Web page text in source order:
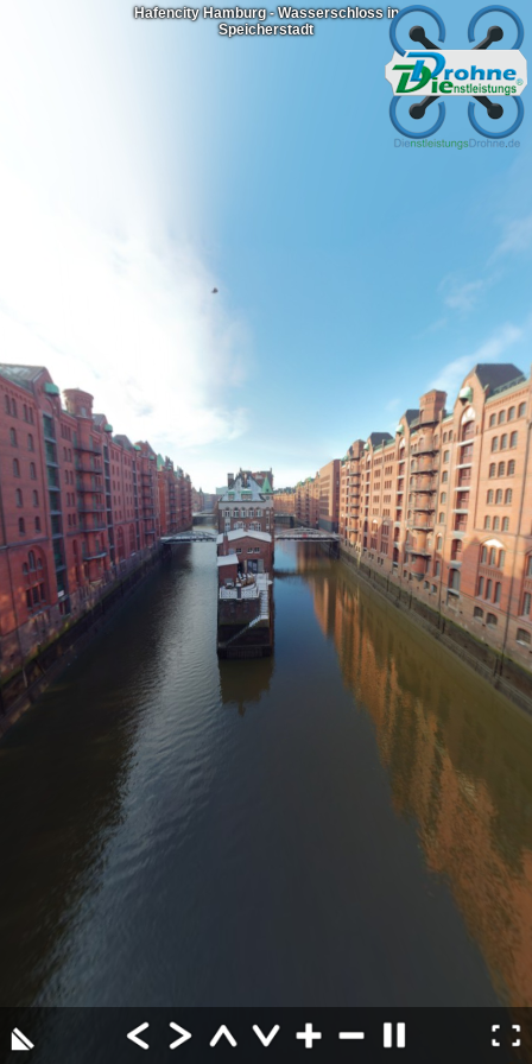
Hafencity Hamburg - Wasserschloss in
Speicherstadt